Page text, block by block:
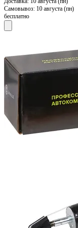
Самовывоз: 10 августа (пн)
бесплатно